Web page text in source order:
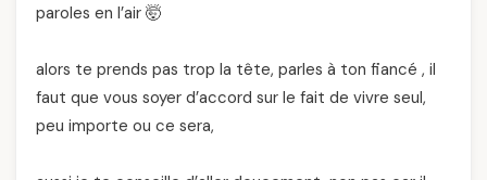
paroles en l’air 🤯
alors te prends pas trop la tête, parles à ton fiancé , il
faut que vous soyer d’accord sur le fait de vivre seul,
peu importe ou ce sera,